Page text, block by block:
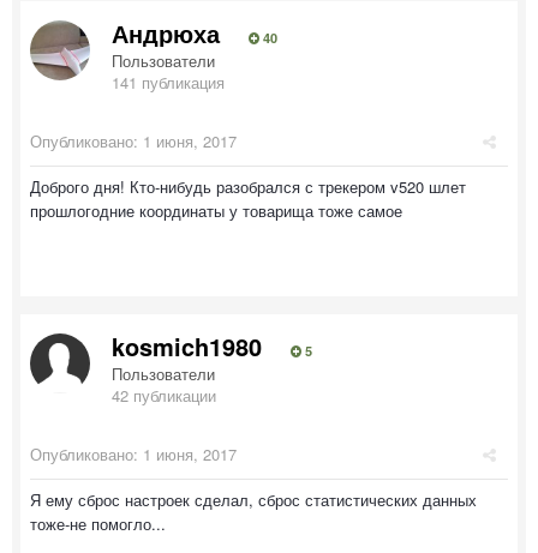
Андрюха 40
Пользователи
141 публикация
Опубликовано: 1 июня, 2017
Доброго дня! Кто-нибудь разобрался с трекером v520 шлет
прошлогодние координаты у товарища тоже самое
kosmich1980 5
Пользователи
42 публикации
Опубликовано: 1 июня, 2017
Я ему сброс настроек сделал, сброс статистических данных
тоже-не помогло...